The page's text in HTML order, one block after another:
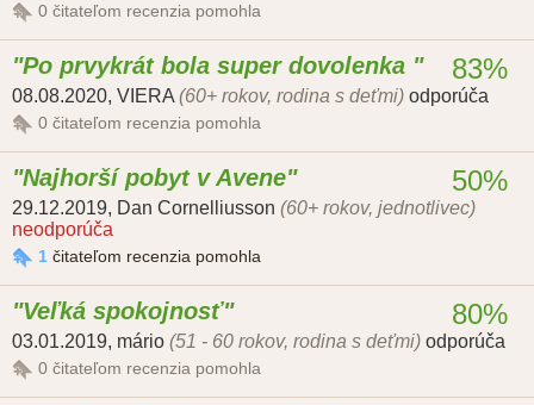
0 čitateľom recenzia pomohla
Po prvykrát bola super dovolenka
08.08.2020, VIERA (60+ rokov, rodina s deťmi) odporúča
0 čitateľom recenzia pomohla
83%
Najhorší pobyt v Avene
29.12.2019, Dan Cornelliusson (60+ rokov, jednotlivec)
neodporúča
1 čitateľom recenzia pomohla
50%
Veľká spokojnosť
03.01.2019, mário (51 - 60 rokov, rodina s deťmi) odporúča
0 čitateľom recenzia pomohla
80%